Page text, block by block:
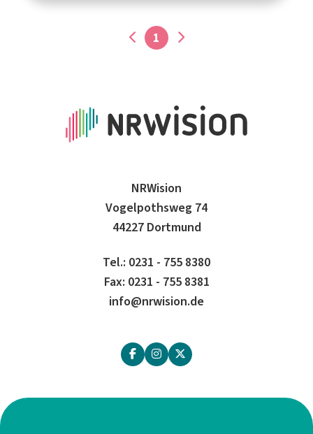
1
NRWision
Vogelpothsweg 74
44227 Dortmund
Tel.: 0231 - 755 8380
Fax: 0231 - 755 8381
info@nrwision.de